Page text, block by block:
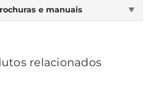
e manuais
relacionados